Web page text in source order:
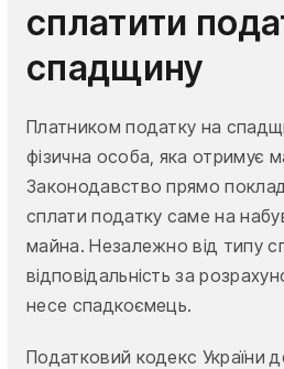
сплатити
спадщину
Платником податку на
фізична особа, яка отримує
Законодавство прямо
сплати податку саме на
майна. Незалежно від типу
відповідальність за
несе спадкоємець.
Податковий кодекс України